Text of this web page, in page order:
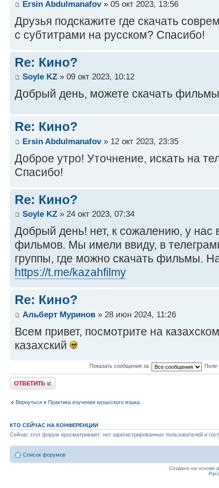
Ersin Abdulmanafov» 05 окт 2023, 13:56
Друзья подскажите где скачать
с субтитрами на русском? Спасибо!
Re: Кино?
Soyle KZ » 09 окт 2023, 10:12
Добрый день, можете скачать
Re: Кино?
Ersin Abdulmanafov» 12 окт 2023, 23:35
Доброе утро! Уточнение, искать на
Спасибо!
Re: Кино?
Soyle KZ » 24 окт 2023, 07:34
Добрый день! нет, к сожалению, у нас
фильмов. Мы имели ввиду, в
группы, где можно скачать фильмы.
https://t.me/kazahfilmy
Re: Кино?
Альберт Муринов » 28 июн 2024, 11:26
Всем привет, посмотрите на
казахский
Показать сообщения за: Поле
Ответить
Вернуться в Практика изучения казахского языка
КТО СЕЙЧАС НА КОНФЕРЕНЦИИ
Сейчас этот форум просматривают: нет зарегистрированных пользователей и
Список форумов
Создано на основе